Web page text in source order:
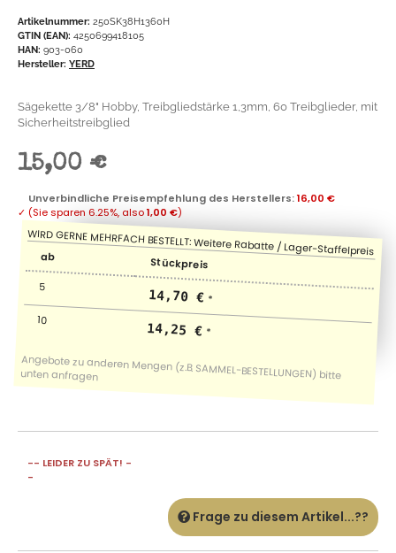
Artikelnummer: 250SK38H1360H
GTIN (EAN): 4250699418105
HAN: 903-060
Hersteller: YERD
Sägekette 3/8" Hobby, Treibgliedstärke 1,3mm, 60 Treibglieder, mit
Sicherheitstreibglied
15,00 €
Unverbindliche Preisempfehlung des Herstellers:16,00 €
✓ (Sie sparen 6.25%, also1,00 €)
ab Stückpreis
5
14,70 € *
10
14,25 € *
-- LEIDER ZU SPÄT! -
-
Frage zu diesem Artikel...??